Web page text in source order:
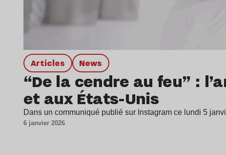
Articles news
“De la cendre au feu” :
et aux États-Unis
Dans un communiqué publié sur Instagram ce lundi 5
6 janvier 2026